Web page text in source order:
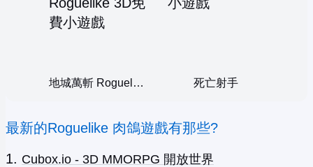
地城萬斬 Roguelike 3D 死亡射手
最新的Roguelike 肉鴿遊戲有那些?
Cubox.io - 3D MMORPG 開放世界